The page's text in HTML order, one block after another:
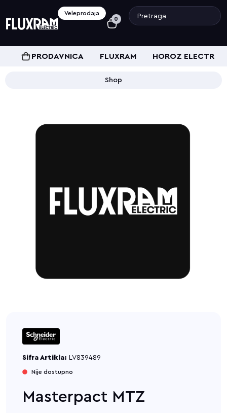
Veleprodaja
0
PRODAVNICA FLUXRAM HOROZ ELECTRIC
Shop
Sifra Artikla: LV839489
Nije dostupno
Masterpact MTZ